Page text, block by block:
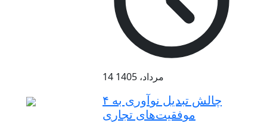
14 مرداد، 1405
۴ چالش تبدیل نوآوری به
موفقیت‌های تجاری